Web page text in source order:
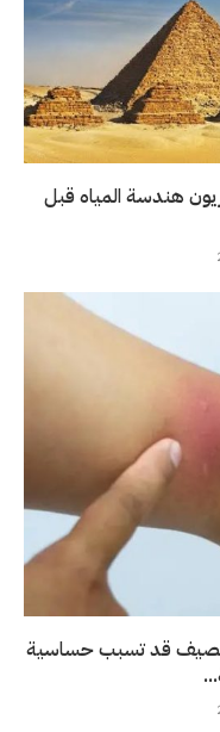
هندسة المياه قبل
الصيف قد تسبب حساسية